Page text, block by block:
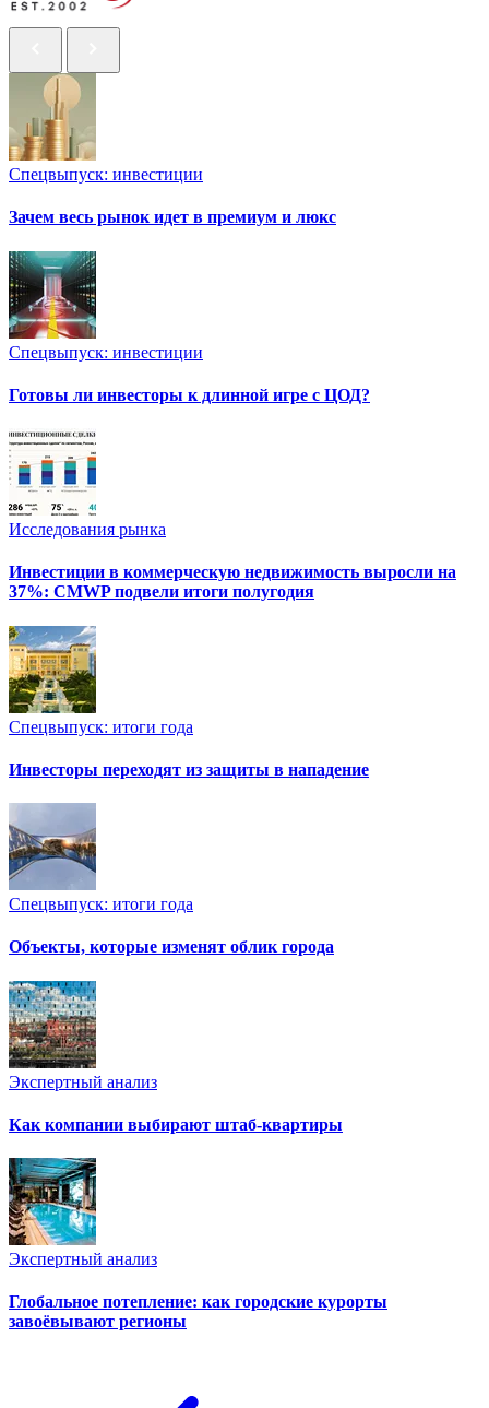
Спецвыпуск: инвестиции
Зачем весь рынок идет в премиум и люкс
Спецвыпуск: инвестиции
Готовы ли инвесторы к длинной игре с ЦОД?
Исследования рынка
Инвестиции в коммерческую недвижимость выросли на
37%: CMWP подвели итоги полугодия
Спецвыпуск: итоги года
Инвесторы переходят из защиты в нападение
Спецвыпуск: итоги года
Объекты, которые изменят облик города
Экспертный анализ
Как компании выбирают штаб-квартиры
Экспертный анализ
Глобальное потепление: как городские курорты
завоёвывают регионы